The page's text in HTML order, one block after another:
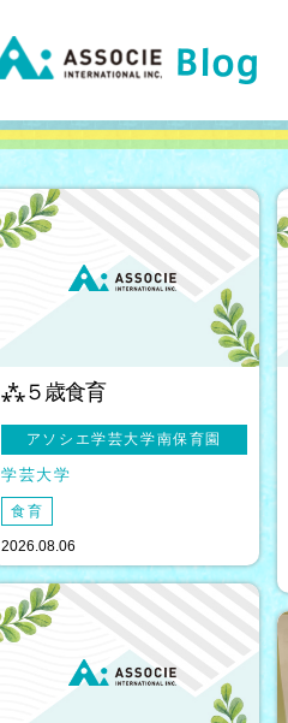
⁂５歳食育
アソシエ学芸大学南保育園
学芸大学
食育
2026.08.06